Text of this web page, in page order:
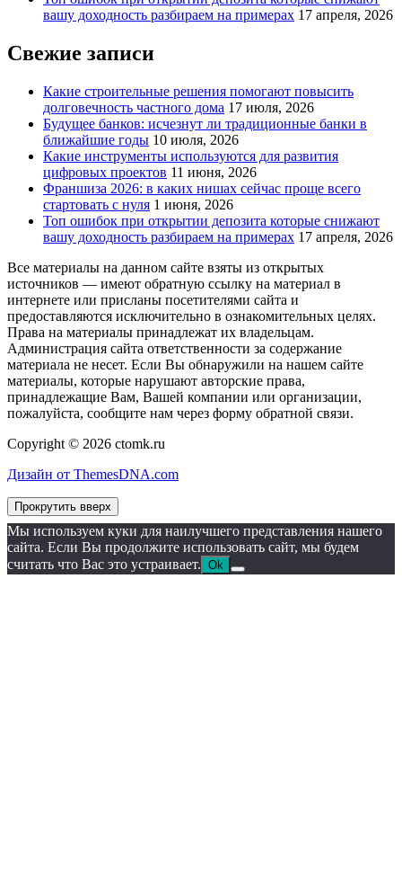
вашу доходность разбираем на примерах 17 апреля, 2026
Свежие записи
Какие строительные решения помогают повысить
долговечность частного дома 17 июля, 2026
Будущее банков: исчезнут ли традиционные банки в
ближайшие годы 10 июля, 2026
Какие инструменты используются для развития
цифровых проектов 11 июня, 2026
Франшиза 2026: в каких нишах сейчас проще всего
стартовать с нуля 1 июня, 2026
Топ ошибок при открытии депозита которые снижают
вашу доходность разбираем на примерах 17 апреля, 2026
Все материалы на данном сайте взяты из открытых
источников — имеют обратную ссылку на материал в
интернете или присланы посетителями сайта и
предоставляются исключительно в ознакомительных целях.
Права на материалы принадлежат их владельцам.
Администрация сайта ответственности за содержание
материала не несет. Если Вы обнаружили на нашем сайте
материалы, которые нарушают авторские права,
принадлежащие Вам, Вашей компании или организации,
пожалуйста, сообщите нам через форму обратной связи.
Copyright © 2026 ctomk.ru
Дизайн от ThemesDNA.com
Прокрутить вверх
Мы используем куки для наилучшего представления нашего
сайта. Если Вы продолжите использовать сайт, мы будем
считать что Вас это устраивает. Ok